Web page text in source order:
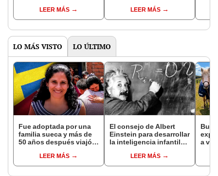
Entérate la fecha y
requisitos para cobrar
LEER MÁS
cuáles son y lo que
debes saber
LEER MÁS
LO MÁS VISTO LO ÚLTIMO
Fue adoptada por una
familia sueca y más de
50 años después viajó a
sus raíces: "Encontré
esa parte faltante"
LEER MÁS
El consejo de Albert
Einstein para desarrollar
la inteligencia infantil
matemáticas
LEER MÁS
a
y